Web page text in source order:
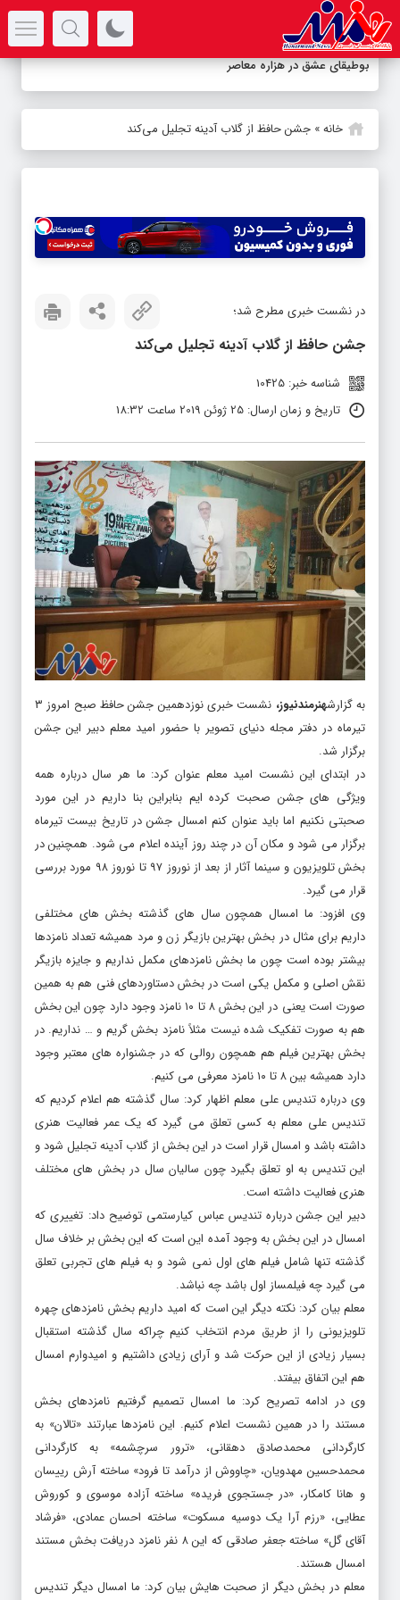
بوطیقای عشق در هزاره معاصر
خانه» جشن حافظ از گلاب آدینه تجلیل می‌کند
در نشست خبری مطرح شد؛
جشن حافظ از گلاب آدینه تجلیل می‌کند
شناسه خبر: 10425
تاریخ و زمان ارسال: 25 ژوئن 2019 ساعت 18:32
به گزارشهنرمندنیوز،
نشست خبری نوزدهمین جشن حافظ صبح امروز ۳
تیرماه در دفتر مجله دنیای تصویر با حضور امید معلم دبیر این جشن
برگزار شد.
در ابتدای این نشست امید معلم عنوان کرد: ما هر سال درباره همه
ویژگی های جشن صحبت کرده ایم بنابراین بنا داریم در این مورد
صحبتی نکنیم اما باید عنوان کنم امسال جشن در تاریخ بیست تیرماه
برگزار می شود و مکان آن در چند روز آینده اعلام می شود. همچنین در
بخش تلویزیون و سینما آثار از بعد از نوروز ۹۷ تا نوروز ۹۸ مورد بررسی
قرار می گیرد.
وی افزود: ما امسال همچون سال های گذشته بخش های مختلفی
داریم برای مثال در بخش بهترین بازیگر زن و مرد همیشه تعداد نامزدها
بیشتر بوده است چون ما بخش نامزدهای مکمل نداریم و جایزه بازیگر
نقش اصلی و مکمل یکی است در بخش دستاوردهای فنی هم به همین
صورت است یعنی در این بخش ۸ تا ۱۰ نامزد وجود دارد چون این بخش
هم به صورت تفکیک شده نیست مثلاً نامزد بخش گریم و … نداریم. در
بخش بهترین فیلم هم همچون روالی که در جشنواره های معتبر وجود
دارد همیشه بین ۸ تا ۱۰ نامزد معرفی می کنیم.
وی درباره تندیس علی معلم اظهار کرد: سال گذشته هم اعلام کردیم که
تندیس علی معلم به کسی تعلق می گیرد که یک عمر فعالیت هنری
داشته باشد و امسال قرار است در این بخش از گلاب آدینه تجلیل شود و
این تندیس به او تعلق بگیرد چون سالیان سال در بخش های مختلف
هنری فعالیت داشته است‌.
دبیر این جشن درباره تندیس عباس کیارستمی توضیح داد: تغییری که
امسال در این بخش به وجود آمده این است که این بخش بر خلاف سال
گذشته تنها شامل فیلم های اول نمی شود و به فیلم های تجربی تعلق
می گیرد چه فیلمساز اول باشد چه نباشد.
معلم بیان کرد: نکته دیگر این است که امید داریم بخش نامزدهای چهره
تلویزیونی را از طریق مردم انتخاب کنیم چراکه سال گذشته استقبال
بسیار زیادی از این حرکت شد و آرای زیادی داشتیم و امیدوارم امسال
هم این اتفاق بیفتد.
وی در ادامه تصریح کرد: ما امسال تصمیم گرفتیم نامزدهای بخش
مستند را در همین نشست اعلام کنیم. این نامزدها عبارتند «تالان» به
کارگردانی محمدصادق دهقانی، «ترور سرچشمه» به کارگردانی
محمدحسین مهدویان، «چاووش از درآمد تا فرود» ساخته آرش رییسان
و هانا کامکار، «در جستجوی فریده» ساخته آزاده موسوی و کوروش
عطایی، «رزم آرا یک دوسیه مسکوت» ساخته احسان عمادی، «فرشاد
آقای گل» ساخته جعفر صادقی که این ۸ نفر نامزد دریافت بخش مستند
امسال هستند.
معلم در بخش دیگر از صحبت هایش بیان کرد: ما امسال دیگر تندیس